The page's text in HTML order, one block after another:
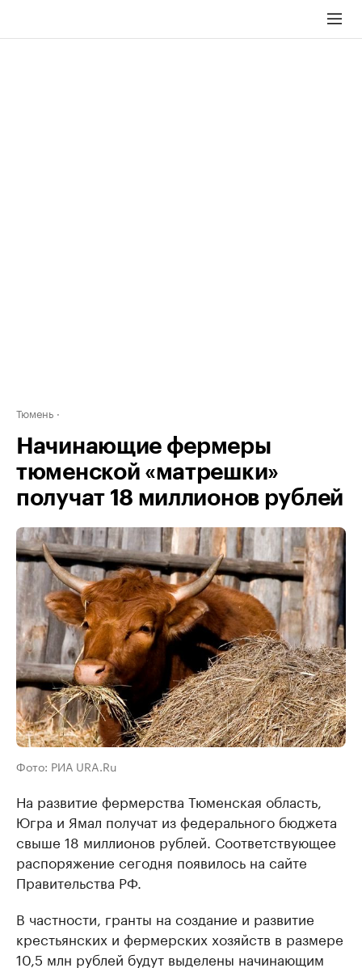
Тюмень
Начинающие фермеры
тюменской «матрешки»
получат 18 миллионов рублей
Фото: РИА URA.Ru
На развитие фермерства Тюменская область,
Югра и Ямал получат из федерального бюджета
свыше 18 миллионов рублей. Соответствующее
распоряжение сегодня появилось на сайте
Правительства РФ.
В частности, гранты на создание и развитие
крестьянских и фермерских хозяйств в размере
10,5 млн рублей будут выделены начинающим